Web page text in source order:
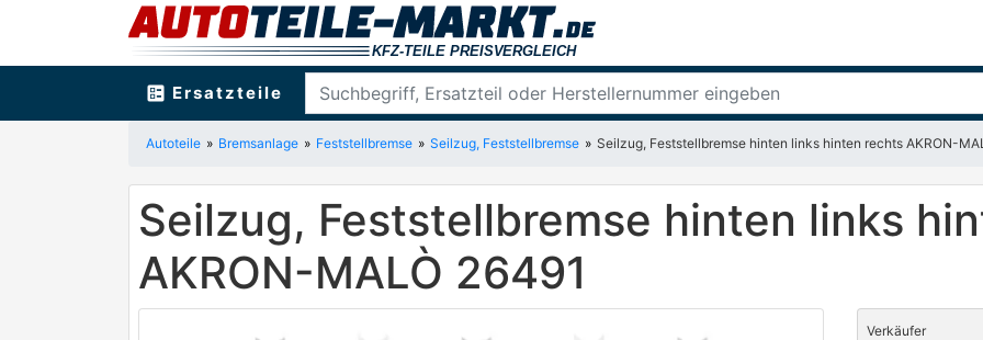
ballot Ersatzteile
Autoteile Bremsanlage Feststellbremse Seilzug, Feststellbremse Seilzug, Feststellbremse hinten links hinten rechts AKRON-
Seilzug, Feststellbremse hinten links
AKRON-MALÒ 26491
Verkäufer